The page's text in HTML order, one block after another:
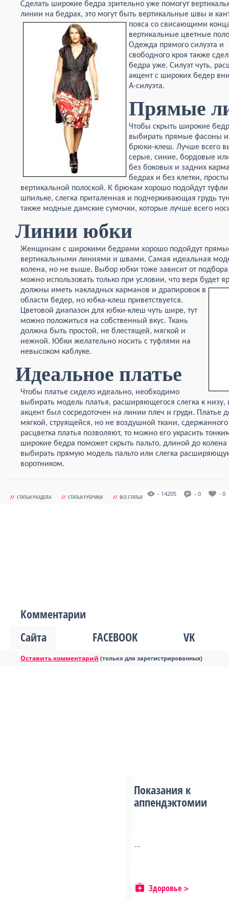
Сделать широкие бедра зрительно уже помогут
линии на бедрах, это могут быть вертикальные швы и
пояса со свисающими
вертикальные цветные
Одежда прямого силуэта и
свободного кроя также
бедра уже. Силуэт чуть,
акцент с широких бедер
А-силуэта.
Прямые
Чтобы скрыть широкие
выбирать прямые фасоны
брюки-клеш. Лучше всего
серые, синие, бордовые
без боковых и задних
бедрах и без клетки,
вертикальной полоской. К брюкам хорошо подойдут
шпильке, слегка приталенная и подчеркивающая грудь
также модные дамские сумочки, которые лучше всего
Линии юбки
Женщинам с широкими бедрами хорошо подойдут
вертикальными линиями и швами. Самая идеальная
колена, но не выше. Выбор юбки тоже зависит от
можно использовать только при условии, что верх
должны иметь накладных карманов и драпировок в
области бедер, но юбка-клеш приветствуется.
Цветовой диапазон для юбки-клеш чуть шире, тут
можно положиться на собственный вкус. Ткань
должна быть простой, не блестящей, мягкой и
нежной. Юбки желательно носить с туфлями на
невысоком каблуке.
Идеальное платье
Чтобы платье сидело идеально, необходимо
выбирать модель платья, расширяющегося слегка к
акцент был сосредоточен на линии плеч и груди. Платье
мягкой, струящейся, но не воздушной ткани,
расцветка платья позволяют, то можно его украсить
широкие бедра поможет скрыть пальто, длиной до
выбирать прямую модель пальто или слегка
воротником.
// СТАТЬИ РАЗДЕЛА // СТАТЬИ РУБРИКИ // ВСЕ СТАТЬИ - 14205 - 0 - 0
Комментарии
Сайта
FACEBOOK VK
Оставить комментарий (только для зарегистрированных)
Показания к
аппендэктомии
...
Здоровье